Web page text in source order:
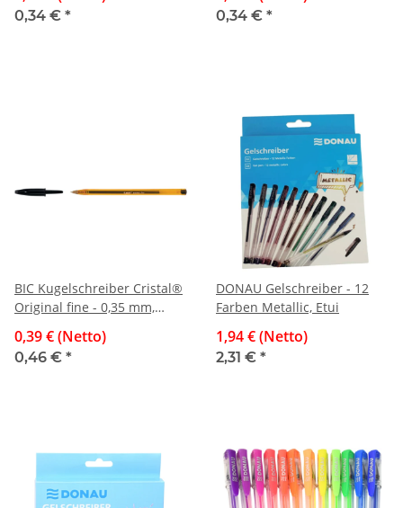
0,34 € * 0,34 € *
BIC Kugelschreiber Cristal®
Original fine - 0,35 mm,
0,39 € (Netto)
0,46 € *
DONAU Gelschreiber - 12
Farben Metallic, Etui
1,94 € (Netto)
2,31 € *